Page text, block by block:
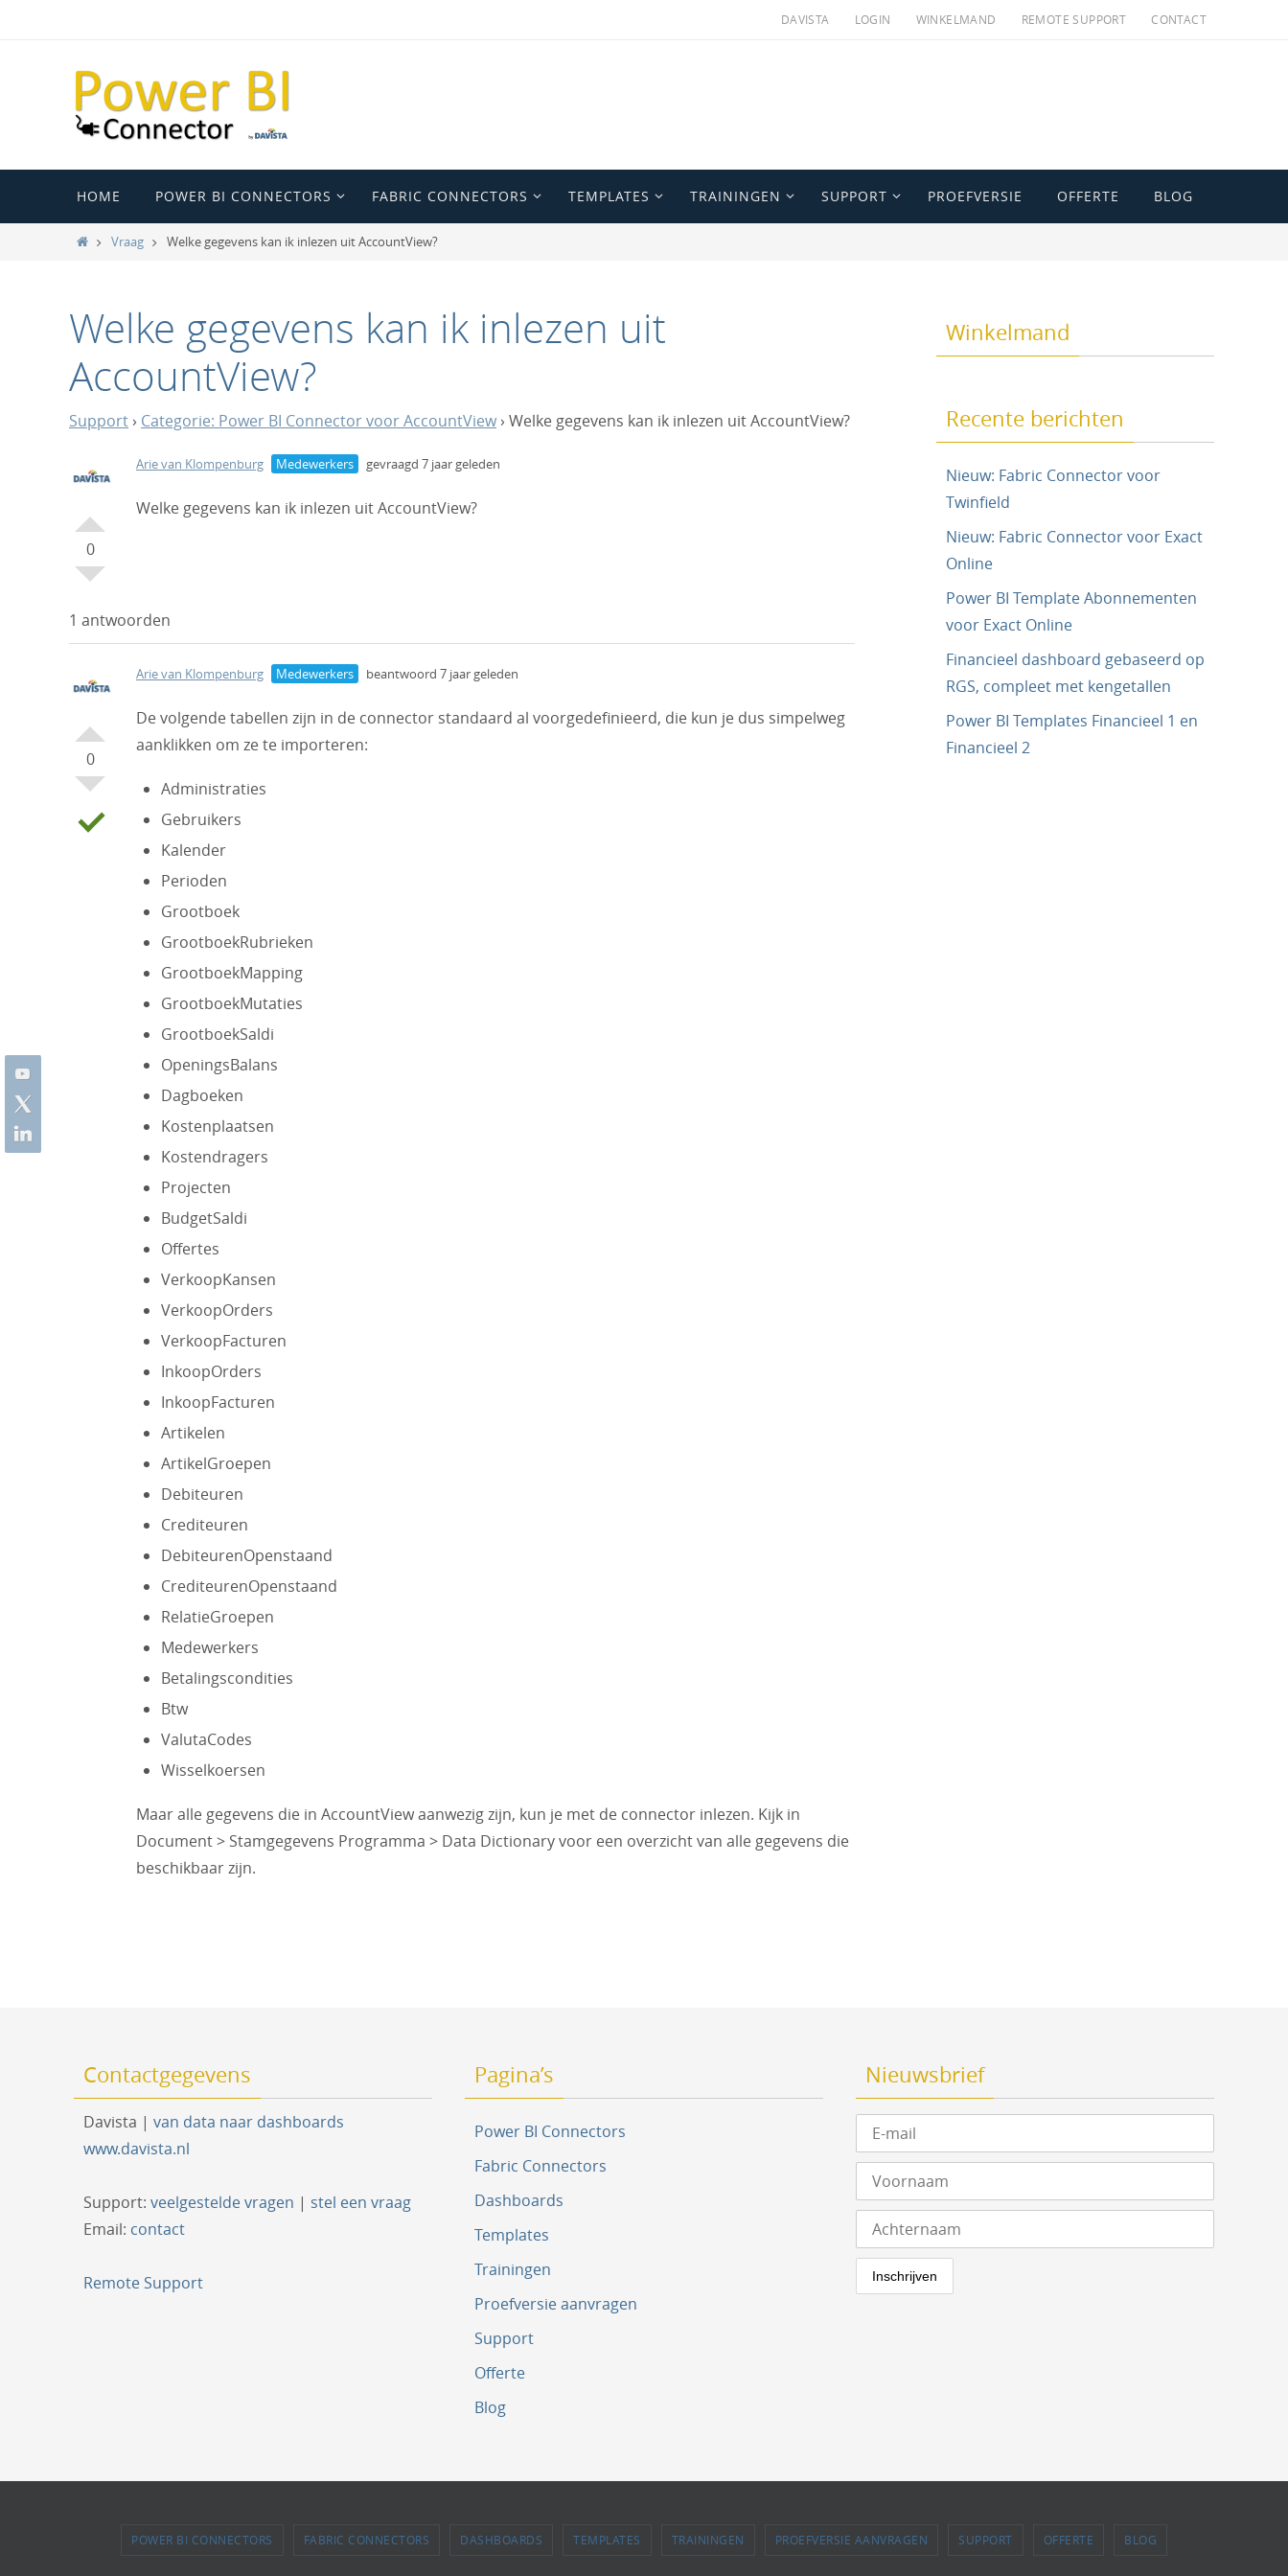
DAVISTA LOGIN WINKELMAND REMOTE SUPPORT CONTACT
de
HOME POWER BI CONNECTORS FABRIC CONNECTORS TEMPLATES TRAININGEN SUPPORT PROEFVERSIE OFFERTE BLOG
HomeVraag Welke gegevens kan ik inlezen uit AccountView?
Welke gegevens kan ik inlezen uit
AccountView?
Support › Categorie: Power BI Connector voor AccountView › Welke gegevens kan ik inlezen uit AccountView?
0
Arie van Klompenburg Medewerkers gevraagd 7 jaar geleden
Welke gegevens kan ik inlezen uit AccountView?
1 antwoorden
0
Arie van Klompenburg Medewerkers beantwoord 7 jaar geleden
De volgende tabellen zijn in de connector standaard al voorgedefinieerd, die kun je dus simpelweg
aanklikken om ze te importeren:
Administraties
Gebruikers
Kalender
Perioden
Grootboek
GrootboekRubrieken
GrootboekMapping
GrootboekMutaties
GrootboekSaldi
OpeningsBalans
Dagboeken
Kostenplaatsen
Kostendragers
Projecten
BudgetSaldi
Offertes
VerkoopKansen
VerkoopOrders
VerkoopFacturen
InkoopOrders
InkoopFacturen
Artikelen
ArtikelGroepen
Debiteuren
Crediteuren
DebiteurenOpenstaand
CrediteurenOpenstaand
RelatieGroepen
Medewerkers
Betalingscondities
Btw
ValutaCodes
Wisselkoersen
Maar alle gegevens die in AccountView aanwezig zijn, kun je met de connector inlezen. Kijk in
Document > Stamgegevens Programma > Data Dictionary voor een overzicht van alle gegevens die
beschikbaar zijn.
Winkelmand
Recente berichten
Nieuw: Fabric Connector voor
Twinfield
Nieuw: Fabric Connector voor Exact
Online
Power BI Template Abonnementen
voor Exact Online
Financieel dashboard gebaseerd op
RGS, compleet met kengetallen
Power BI Templates Financieel 1 en
Financieel 2
Contactgegevens
Davista | van data naar dashboards
www.davista.nl
Support: veelgestelde vragen | stel een vraag
Email: contact
Remote Support
Pagina’s
Power BI Connectors
Fabric Connectors
Dashboards
Templates
Trainingen
Proefversie aanvragen
Support
Offerte
Blog
Nieuwsbrief
POWER BI CONNECTORS FABRIC CONNECTORS DASHBOARDS TEMPLATES TRAININGEN PROEFVERSIE AANVRAGEN SUPPORT OFFERTE BLOG